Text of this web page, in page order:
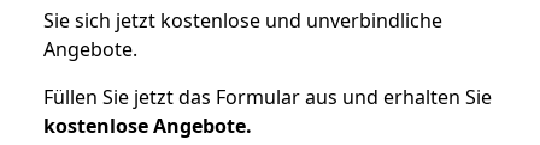
Sie sich jetzt kostenlose und unverbindliche
Angebote.
Füllen Sie jetzt das Formular aus und erhalten Sie
kostenloseAngebote.